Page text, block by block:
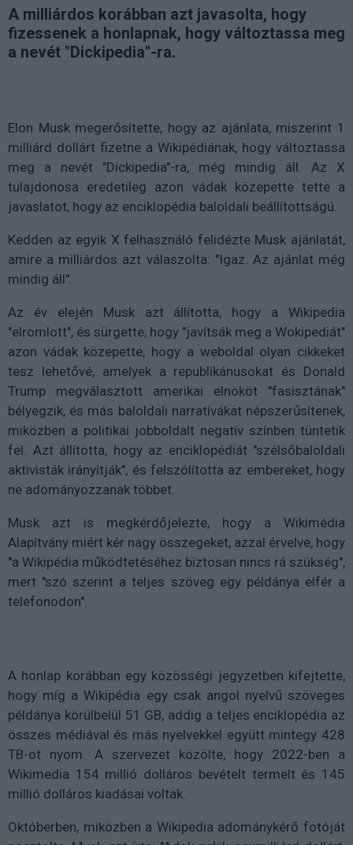
A milliárdos korábban azt javasolta, hogy
fizessenek a honlapnak, hogy változtassa meg
a nevét "Dickipedia"-ra.
Elon Musk megerősítette, hogy az ajánlata, miszerint 1
milliárd dollárt fizetne a Wikipédiának, hogy változtassa
meg a nevét "Dickipedia"-ra, még mindig áll. Az X
tulajdonosa eredetileg azon vádak közepette tette a
javaslatot, hogy az enciklopédia baloldali beállítottságú.
Kedden az egyik X felhasználó felidézte Musk ajánlatát,
amire a milliárdos azt válaszolta: "Igaz. Az ajánlat még
mindig áll".
Az év elején Musk azt állította, hogy a Wikipedia
"elromlott", és sürgette, hogy "javítsák meg a Wokipediát"
azon vádak közepette, hogy a weboldal olyan cikkeket
tesz lehetővé, amelyek a republikánusokat és Donald
Trump megválasztott amerikai elnököt "fasisztának"
bélyegzik, és más baloldali narratívákat népszerűsítenek,
miközben a politikai jobboldalt negatív színben tüntetik
fel. Azt állította, hogy az enciklopédiát "szélsőbaloldali
aktivisták irányítják", és felszólította az embereket, hogy
ne adományozzanak többet.
Musk azt is megkérdőjelezte, hogy a Wikimédia
Alapítvány miért kér nagy összegeket, azzal érvelve, hogy
"a Wikipédia működtetéséhez biztosan nincs rá szükség",
mert "szó szerint a teljes szöveg egy példánya elfér a
telefonodon".
A honlap korábban egy közösségi jegyzetben kifejtette,
hogy míg a Wikipédia egy csak angol nyelvű szöveges
példánya körülbelül 51 GB, addig a teljes enciklopédia az
összes médiával és más nyelvekkel együtt mintegy 428
TB-ot nyom. A szervezet közölte, hogy 2022-ben a
Wikimedia 154 millió dolláros bevételt termelt és 145
millió dolláros kiadásai voltak.
Októberben, miközben a Wikipedia adománykérő fotóját